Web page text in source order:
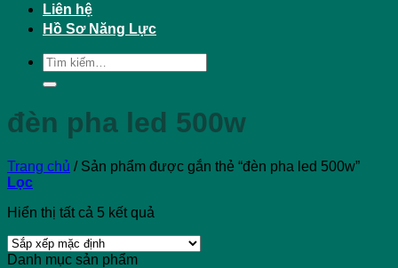
Liên hệ
Hồ Sơ Năng Lực
Tìm
kiếm:
đèn pha led 500w
Trang chủ /Sản phẩm được gắn thẻ “đèn pha led 500w”
Lọc
Hiển thị tất cả 5 kết quả
Danh mục sản phẩm